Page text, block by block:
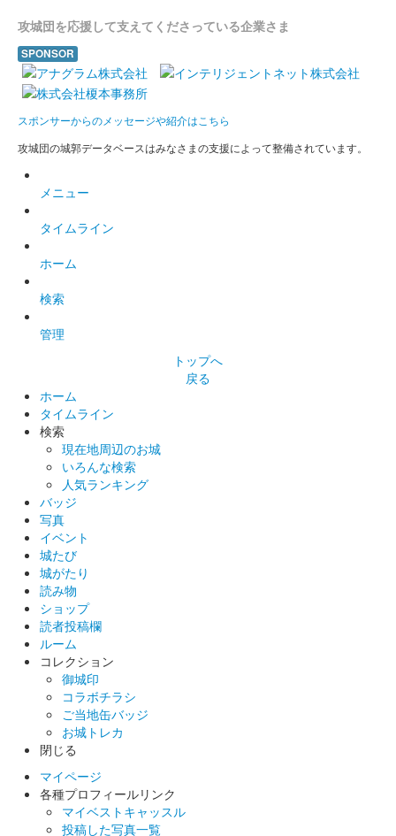
小諸城 御城印 馬版
小諸城 御城印
酔月城（小諸城） 御城印
100周年コラボ 忍者ムササビ版
販売終了
小諸市動物園開園100周年コラボの御城印。忍者ムササビが入っ
ている。
乙女城（小諸城） 御城印
100周年コラボ めおとペンギン版
販売終了
小諸市動物園開園100周年コラボの御城印。めおとペンギンが入
っている。
酔月城（小諸城） 御城印
定版
販売終了
乙女城（小諸城） 御城印
販売終了
小諸城 御城印 令和8年 桜まつり版
販売終了
攻城団を応援して支えてくださっている企業さま
SPONSOR
スポンサーからのメッセージや紹介はこちら
攻城団の城郭データベースはみなさまの支援によって整備されています。
メニュー
タイムライン
ホーム
検索
管理
トップへ
戻る
ホーム
タイムライン
検索
現在地周辺のお城
いろんな検索
人気ランキング
バッジ
写真
イベント
城たび
城がたり
読み物
ショップ
読者投稿欄
ルーム
コレクション
御城印
コラボチラシ
ご当地缶バッジ
お城トレカ
閉じる
マイページ
各種プロフィールリンク
マイベストキャッスル
投稿した写真一覧